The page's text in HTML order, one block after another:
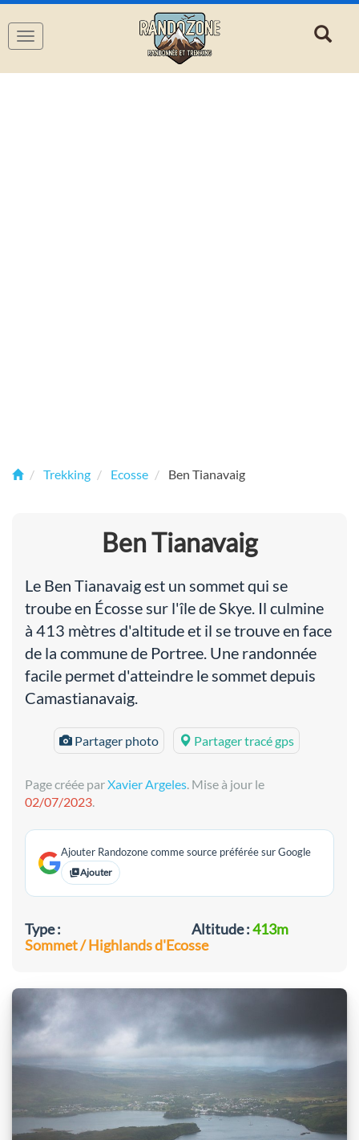
Navigation
Trekking Ecosse Ben Tianavaig
Ben Tianavaig
Le Ben Tianavaig est un sommet qui se
troube en Écosse sur l'île de Skye. Il culmine
à 413 mètres d'altitude et il se trouve en face
de la commune de Portree. Une randonnée
facile permet d'atteindre le sommet depuis
Camastianavaig.
Partager photo Partager tracé gps
Page créée parXavier Argeles. Mise à jour le
02/07/2023.
Ajouter Randozone comme source préférée sur Google
Ajouter
Type :
Sommet / Highlands d'Ecosse
Altitude :413m